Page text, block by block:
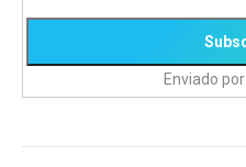
Enviado por